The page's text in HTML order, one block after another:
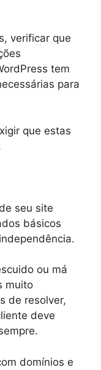
verificar que
tem
para
que estas
seu site
básicos
ou má
muito
de resolver,
deve
domínios e